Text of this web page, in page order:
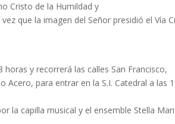
Cristo de la Humildad y
que la imagen del Señor presidió el Vía
y recorrerá las calles San Francisco,
Acero, para entrar en la S.I. Catedral a las
la capilla musical y el ensemble Stella